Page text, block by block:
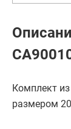
Комплект
размером